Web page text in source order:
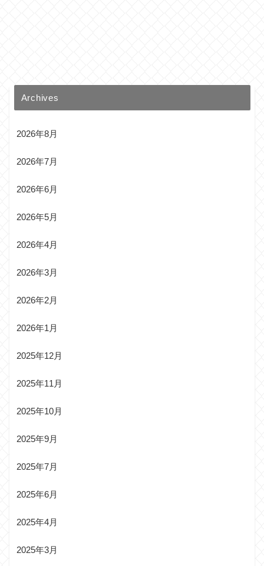
Archives
2026年8月
2026年7月
2026年6月
2026年5月
2026年4月
2026年3月
2026年2月
2026年1月
2025年12月
2025年11月
2025年10月
2025年9月
2025年7月
2025年6月
2025年4月
2025年3月